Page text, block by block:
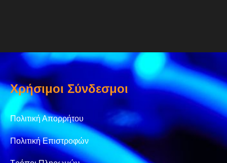
Χρήσιμοι Σύνδεσμοι
Πολιτική Απορρήτου
Πολιτική Επιστροφών